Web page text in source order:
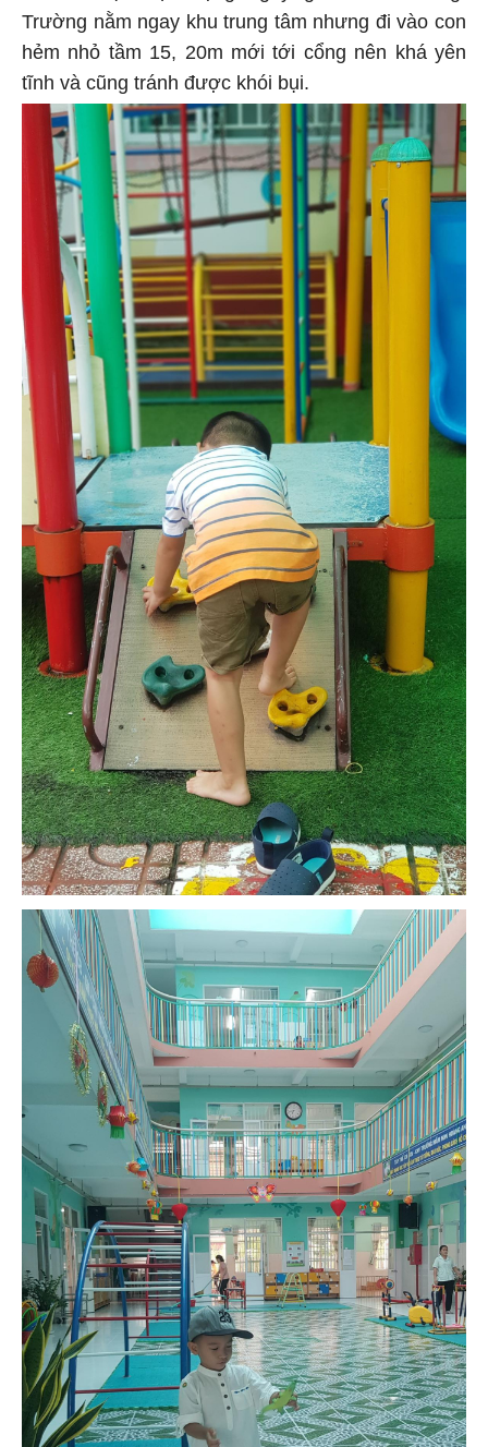
Trường nằm ngay khu trung tâm nhưng đi vào con
hẻm nhỏ tầm 15, 20m mới tới cổng nên khá yên
tĩnh và cũng tránh được khói bụi.